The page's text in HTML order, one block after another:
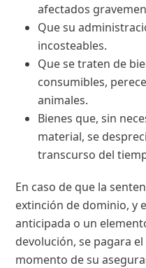
afectados
Que su
incosteables.
Que se traten de
consumibles,
animales.
Bienes que, sin
material, se
transcurso del
En caso de que la
extinción de dominio, y
anticipada o un
devolución, se pagara
momento de su